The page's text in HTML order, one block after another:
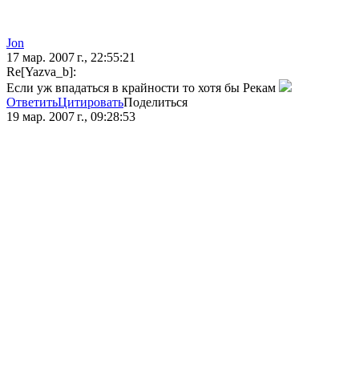
Jon
17 мар. 2007 г., 22:55:21
Re[Yazva_b]:
Если уж впадаться в крайности то хотя бы Рекам
ОтветитьЦитироватьПоделиться
19 мар. 2007 г., 09:28:53